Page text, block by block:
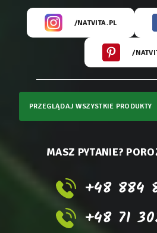
/NATVITA.PL
/
PRZEGLĄDAJ WSZYSTKIE PRODUKTY
MASZ PYTANIE?
+48 884
+48 71